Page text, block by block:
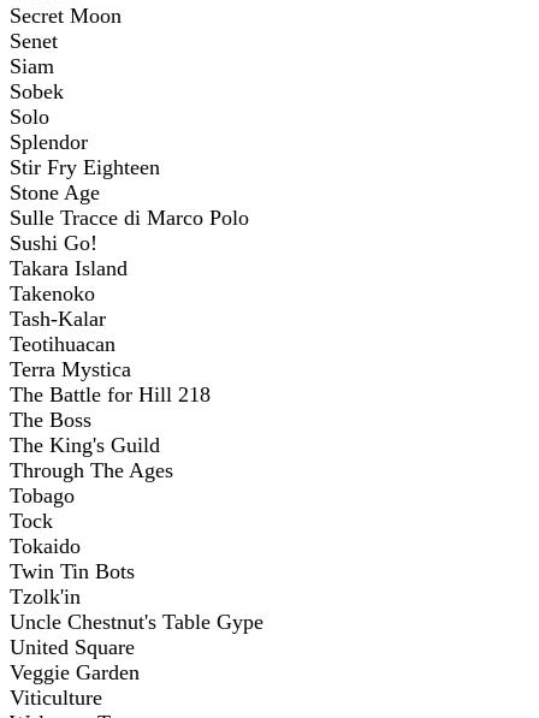
Secret Moon
Senet
Siam
Sobek
Solo
Splendor
Stir Fry Eighteen
Stone Age
Sulle Tracce di Marco Polo
Sushi Go!
Takara Island
Takenoko
Tash-Kalar
Teotihuacan
Terra Mystica
The Battle for Hill 218
The Boss
The King's Guild
Through The Ages
Tobago
Tock
Tokaido
Twin Tin Bots
Tzolk'in
Uncle Chestnut's Table Gype
United Square
Veggie Garden
Viticulture